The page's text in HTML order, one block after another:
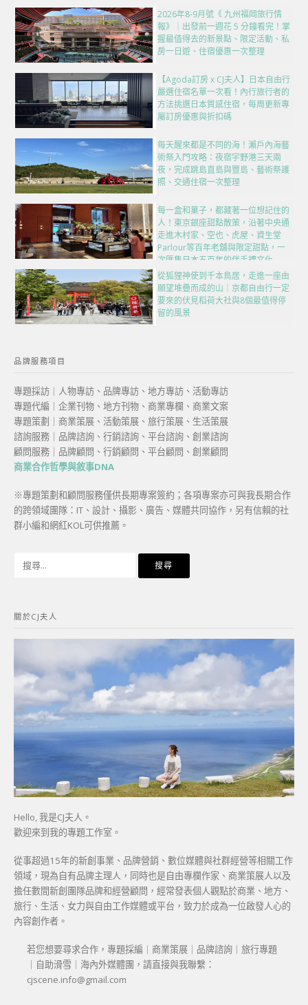
2026年8-9月號《 九州福岡旅行情
報》｜出發前一週花 5 分鐘看完！掌
握最值得去的新景點、限定活動、私
房一日遊、住宿優惠一次整理
【Agoda訂房 x CJ夫人】日本自由行
嚴選住宿名單一次看！內行旅行者的
方法挑選日本質感住宿，每周更新專
屬訂房優惠與折扣碼
每天醒來都是不同的海！瀨戶內海藝
術祭入門攻略：夜宿宇野港三天兩
夜，完成跳島直島與豐島、藝術祭護
照、交通住宿一次整理
每一盒和菓子，都藏著一位想記住的
人！東京銀座甜點散策，沿著中央通
走進木村家、空也、虎屋、資生堂
Parlour等百年老舖與限定甜點，一
次匯集日本五百年的伴手禮文化
從狐狸神使到千本鳥居，走進一座由
願望堆疊而成的山｜京都自由行一定
要來的伏見稻荷大社與8個最值得停
留的風景
品牌服務項目
專題採訪｜人物專訪、品牌專訪、地方專訪、活動專訪
專題代編｜企業刊物、地方刊物、商業專欄、商業文案
專題策劃｜商業策展、活動策展、旅行策展、生活策展
諮詢服務｜品牌諮詢、行銷諮詢、平台諮詢、創業諮詢
顧問服務｜品牌顧問、行銷顧問、平台顧問、創業顧問
商業合作哲學與敘事DNA
※專題策劃和顧問服務僅供長期專案簽約；各項專案亦可與我長期合作
的跨領域團隊：IT、設計、攝影、廣告、媒體共同協作，另有信賴的社
群小編和網紅KOL可供推薦。
字:
關於CJ夫人
Hello, 我是CJ夫人。
歡迎來到我的專題工作室。
從事超過15年的新創事業、品牌營銷、數位媒體與社群經營等相關工作
領域，現為自有品牌主理人，同時也是自由專欄作家、商業策展人以及
擔任數間新創團隊品牌和經營顧問，經常發表個人觀點於商業、地方、
旅行、生活、女力與自由工作媒體或平台，致力於成為一位啟發人心的
內容創作者。
若您想要尋求合作，專題採編｜商業策展｜品牌諮詢｜旅行專題
｜自助滑雪｜海內外媒體團，請直接與我聯繫：
cjscene.info@gmail.com